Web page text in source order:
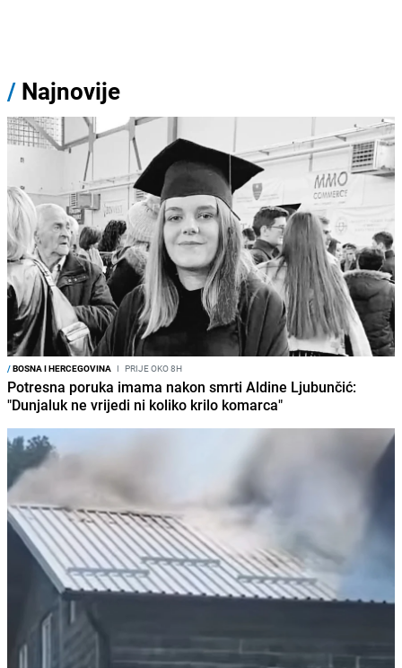
/ Najnovije
/BOSNA I HERCEGOVINA I PRIJE OKO 8H
Potresna poruka imama nakon smrti Aldine Ljubunčić:
"Dunjaluk ne vrijedi ni koliko krilo komarca"